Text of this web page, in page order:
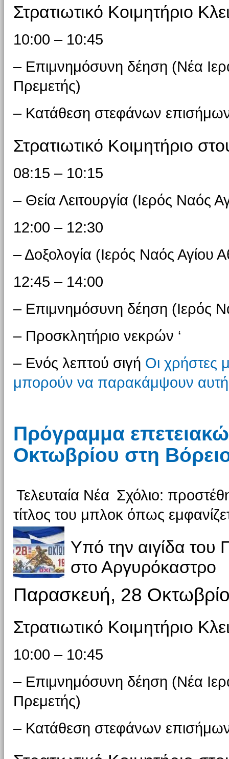
Στρατιωτικό Κοιμητήριο
10:00 – 10:45
– Επιμνημόσυνη δέηση (Νέα
Πρεμετής)
– Κατάθεση στεφάνων
Στρατιωτικό Κοιμητήριο
08:15 – 10:15
– Θεία Λειτουργία (Ιερός Ναός
12:00 – 12:30
– Δοξολογία (Ιερός Ναός Αγίου
12:45 – 14:00
– Επιμνημόσυνη δέηση (Ιερός
– Προσκλητήριο νεκρών ‘
– Ενός λεπτού σιγή Οι χρήστες
μπορούν να παρακάμψουν αυτή
Πρόγραμμα
Οκτωβρίου στη
Τελευταία Νέα Σχόλιο:
τίτλος του μπλοκ όπως
Υπό την αιγίδα του
στο Αργυρόκαστρο
Παρασκευή, 28
Στρατιωτικό Κοιμητήριο
10:00 – 10:45
– Επιμνημόσυνη δέηση (Νέα
Πρεμετής)
– Κατάθεση στεφάνων